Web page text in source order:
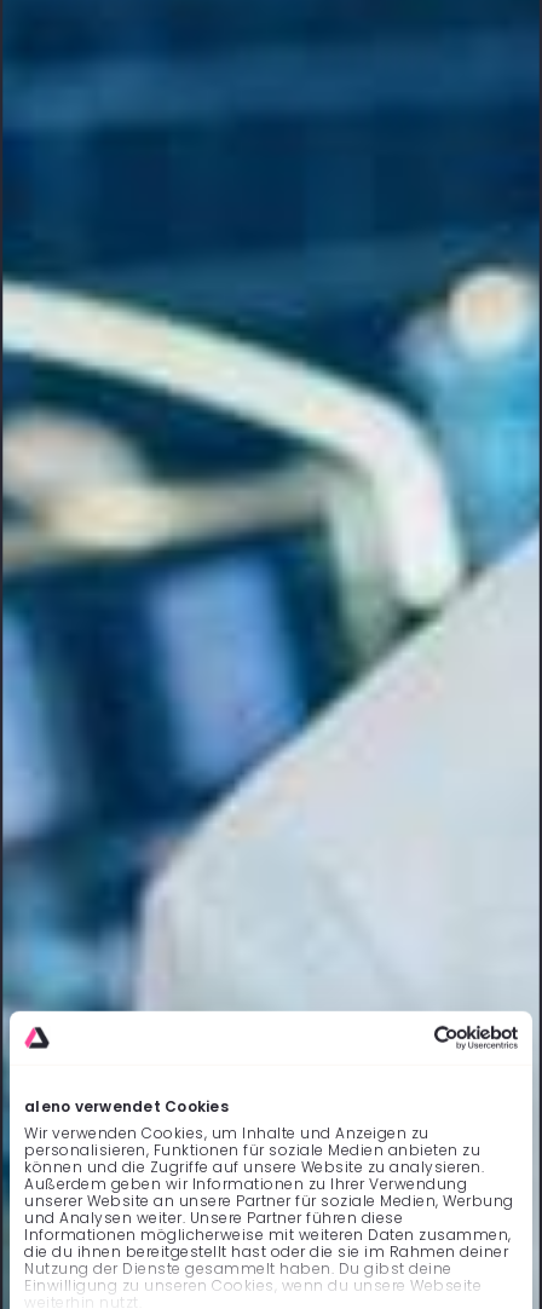
aleno verwendet Cookies
Wir verwenden Cookies, um Inhalte und Anzeigen zu
personalisieren, Funktionen für soziale Medien anbieten zu
können und die Zugriffe auf unsere Website zu analysieren.
Außerdem geben wir Informationen zu Ihrer Verwendung
unserer Website an unsere Partner für soziale Medien, Werbung
und Analysen weiter. Unsere Partner führen diese
Informationen möglicherweise mit weiteren Daten zusammen,
die du ihnen bereitgestellt hast oder die sie im Rahmen deiner
Nutzung der Dienste gesammelt haben. Du gibst deine
Einwilligung zu unseren Cookies, wenn du unsere Webseite
weiterhin nutzt.